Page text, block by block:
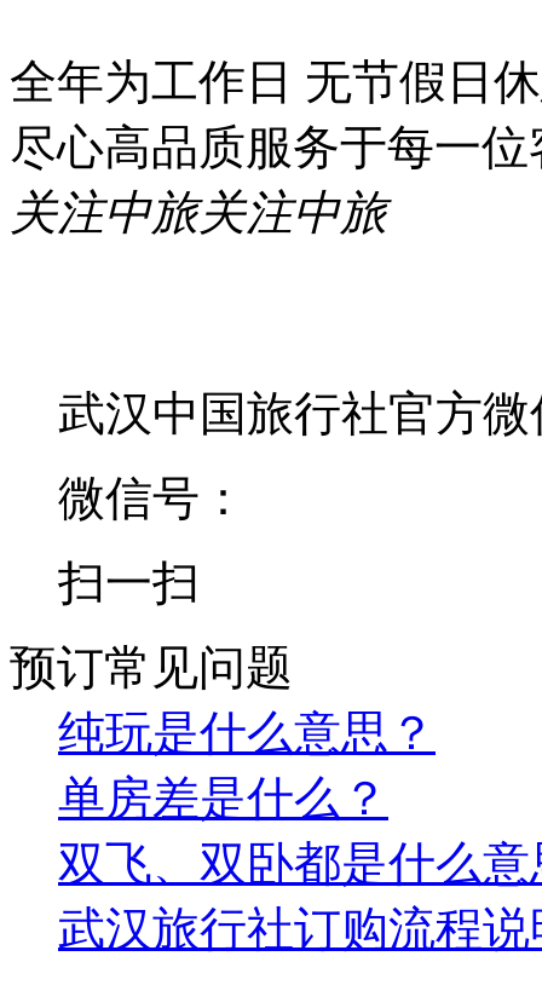
全年为工作日 无节假日
尽心高品质服务于每一位
关注中旅关注中旅
武汉中国旅行社官方微
微信号：
扫一扫
预订常见问题
纯玩是什么意思？
单房差是什么？
双飞、双卧都是什么意
武汉旅行社订购流程说